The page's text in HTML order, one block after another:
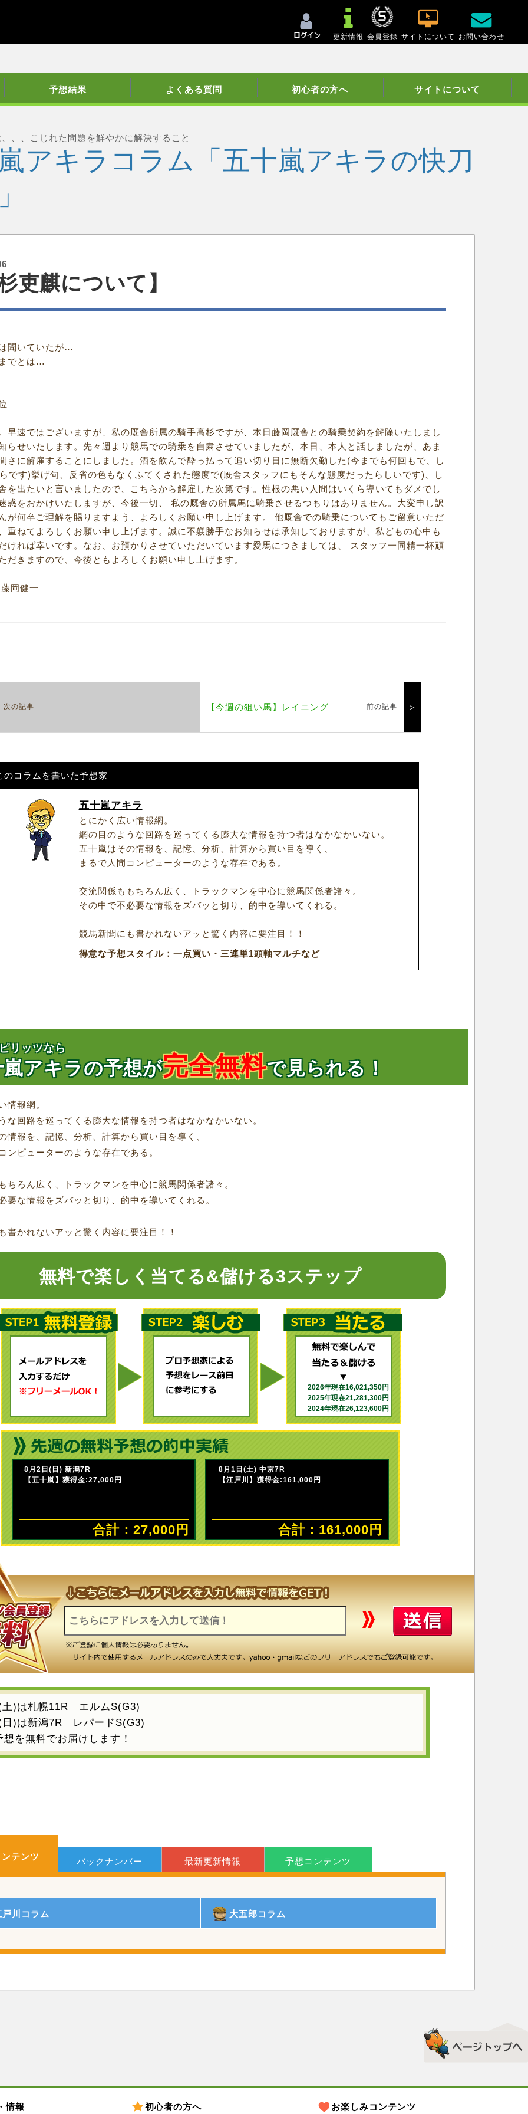
更新情報 会員登録 サイトについて お問い合わせ
予想結果 よくある質問 初心者の方へ サイトについて
、、こじれた問題を鮮やかに解決すること
アキラコラム「五十嵐アキラの快刀
吏麒について】
聞いていたが…
でとは…
早速ではございますが、私の厩舎所属の騎手高杉ですが、本日藤岡厩舎との騎乗契約を解除いたしまし
らせいたします。先々週より競馬での騎乗を自粛させていましたが、本日、本人と話しましたが、あま
さに解雇することにしました。酒を飲んで酔っ払って追い切り日に無断欠勤した(今までも何回もで、し
です)挙げ句、反省の色もなくふてくされた態度で(厩舎スタッフにもそんな態度だったらしいです)、し
を出たいと言いましたので、こちらから解雇した次第です。性根の悪い人間はいくら導いてもダメでし
惑をおかけいたしますが、今後一切、 私の厩舎の所属馬に騎乗させるつもりはありません。大変申し訳
が何卒ご理解を賜りますよう、よろしくお願い申し上げます。 他厩舎での騎乗についてもご留意いただ
重ねてよろしくお願い申し上げます。誠に不躾勝手なお知らせは承知しておりますが、私どもの心中も
ければ幸いです。なお、お預かりさせていただいています愛馬につきましては、 スタッフ一同精一杯頑
だきますので、今後ともよろしくお願い申し上げます。
岡健一
次の記事 【今週の狙い馬】レイニング 前の記事 ＞
のコラムを書いた予想家
五十嵐アキラ
とにかく広い情報網。
網の目のような回路を巡ってくる膨大な情報を持つ者はなかなかいない。
五十嵐はその情報を、記憶、分析、計算から買い目を導く、
まるで人間コンピューターのような存在である。
交流関係ももちろん広く、トラックマンを中心に競馬関係者諸々。
その中で不必要な情報をズバッと切り、的中を導いてくれる。
競馬新聞にも書かれないアッと驚く内容に要注目！！
得意な予想スタイル：一点買い・三連単1頭軸マルチなど
リッツなら
嵐アキラの予想が完全無料で見られる！
情報網。
な回路を巡ってくる膨大な情報を持つ者はなかなかいない。
情報を、記憶、分析、計算から買い目を導く、
ンピューターのような存在である。
ちろん広く、トラックマンを中心に競馬関係者諸々。
要な情報をズバッと切り、的中を導いてくれる。
書かれないアッと驚く内容に要注目！！
無料で楽しく当てる&儲ける3ステップ
2026年現在16,021,350円
2025年現在21,281,300円
2024年現在26,123,600円
8月2日(日) 新潟7R
【五十嵐】獲得金:27,000円
合計：27,000円
8月1日(土) 中京7R
【江戸川】獲得金:161,000円
合計：161,000円
土)は札幌11R エルムS(G3)
日)は新潟7R レパードS(G3)
想を無料でお届けします！
テンツ バックナンバー 最新更新情報 予想コンテンツ
戸川コラム 大五郎コラム
情報 初心者の方へ お楽しみコンテンツ